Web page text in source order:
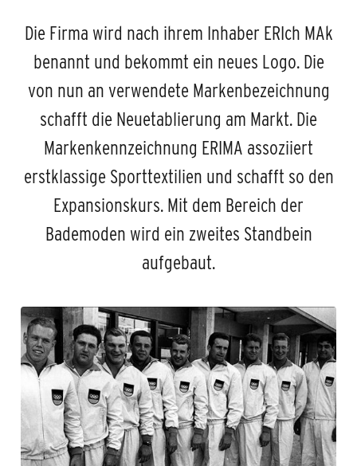
Die Firma wird nach ihrem Inhaber ERIch MAk
benannt und bekommt ein neues Logo. Die
von nun an verwendete Markenbezeichnung
schafft die Neuetablierung am Markt. Die
Markenkennzeichnung ERIMA assoziiert
erstklassige Sporttextilien und schafft so den
Expansionskurs. Mit dem Bereich der
Bademoden wird ein zweites Standbein
aufgebaut.